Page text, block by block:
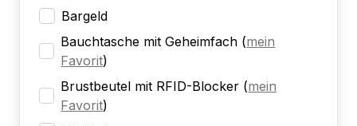
Bargeld
Bauchtasche mit Geheimfach (mein
Favorit)
Brustbeutel mit RFID-Blocker (mein
Favorit)